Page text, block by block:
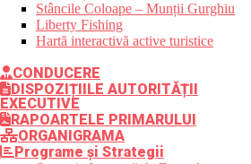
Stâncile Coloape – Munții Gurghiu
Liberty Fishing
Hartă interactivă active turistice
CONDUCERE
DISPOZIȚIILE AUTORITĂȚII
EXECUTIVE
RAPOARTELE PRIMARULUI
ORGANIGRAMA
Programe și Strategii